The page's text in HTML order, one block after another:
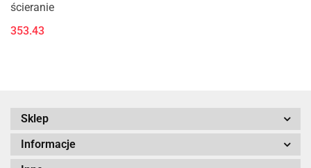
ścieranie
353.43
Sklep
Informacje